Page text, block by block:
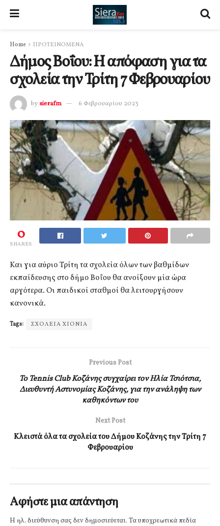
Home ΠΡΟΤΕΙΝΟΜΕΝΑ
Δήμος Βοΐου: Η απόφαση για τα
σχολεία την Τρίτη 7 Φεβρουαρίου
by sierafm 6 Φεβρουαρίου 2023
0
SHARES
Και για αύριο Τρίτη τα σχολεία όλων των βαθμίδων
εκπαίδευσης στο δήμο Βοΐου θα ανοίξουν μία ώρα
αργότερα. Οι παιδικοί σταθμοί θα λειτουργήσουν
κανονικά.
Tags: ΣΧΟΛΕΙΑ ΧΙΟΝΙΑ
Previous Post
Το Tennis Club Κοζάνης συγχαίρει τον Ηλία Τσιότσια,
Διευθυντή Αστυνομίας Κοζάνης, για την ανάληψη των
καθηκόντων του
Next Post
Κλειστά όλα τα σχολεία του Δήμου Κοζάνης την Τρίτη 7
Φεβρουαρίου
Αφήστε μια απάντηση
Η ηλ. διεύθυνση σας δεν δημοσιεύεται. Τα υποχρεωτικά πεδία